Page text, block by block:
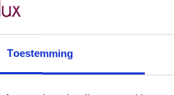
Toestemming